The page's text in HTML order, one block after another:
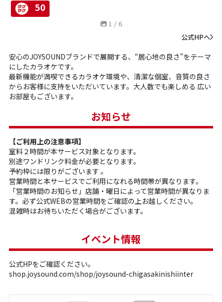
50
1 / 6
公式HPへ
安心のJOYSOUNDブランドで展開する、“居心地の良さ”をテーマ
にしたカラオケです。
最新機能が満喫できるカラオケ環境や、清潔な個室、音質の良さ
からお客様に支持をいただいています。大人数でも楽しめる 広い
お部屋もございます。
お知らせ
【ご利用上の注意事項】
室料２時間が本サービス対象となります。
別途ワンドリンク料金が必要となります。
予約枠には限りがございます 。
営業時間と本サービスでご利用になれる時間帯が異なります。
「営業時間のお知らせ」店舗・曜日によって営業時間が異なりま
す。必ず公式WEBの営業時間をご確認の上お越しください。
混雑時はお待ちいただく場合がございます。
イベント情報
公式HPをご確認ください。
shop.joysound.com/shop/joysound-chigasakinishiinter